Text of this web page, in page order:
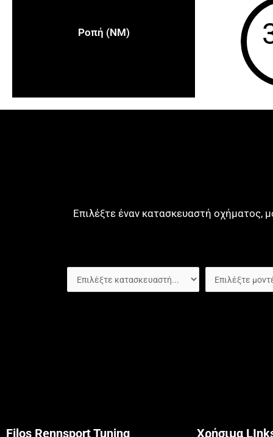
Ροπή (NM)
Επιλέξτε έναν κατασκευαστή οχήματος,
Filos Rennsport Tuning Χρήσιμα